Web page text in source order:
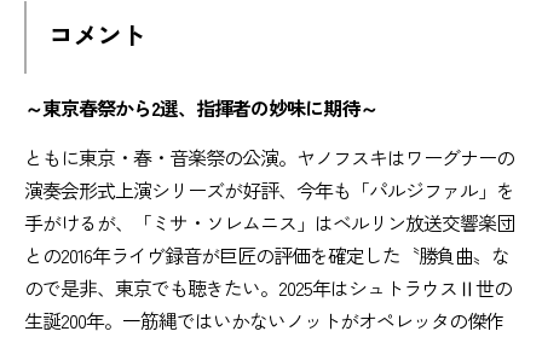
コメント
～東京春祭から2選、指揮者の妙味に期待～
ともに東京・春・音楽祭の公演。ヤノフスキはワーグナーの
演奏会形式上演シリーズが好評、今年も「パルジファル」を
手がけるが、「ミサ・ソレムニス」はベルリン放送交響楽団
との2016年ライヴ録音が巨匠の評価を確定した〝勝負曲〟な
ので是非、東京でも聴きたい。2025年はシュトラウスⅡ世の
生誕200年。一筋縄ではいかないノットがオペレッタの傑作